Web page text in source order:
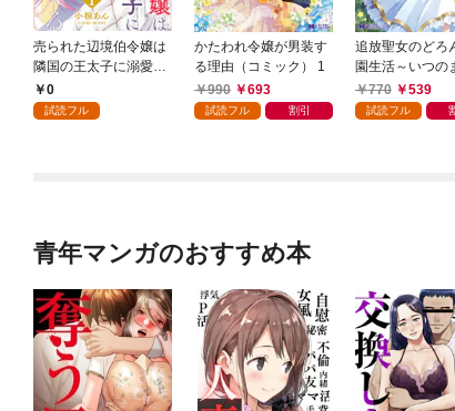
売られた辺境伯令嬢は
隣国の王太子に溺愛さ
れる 1
0
試読フル
かたわれ令嬢が男装す
る理由（コミック） 1
990
693
試読フル 割引
追放聖女のどろ
園生活～いつの
隣国を救ってし
した～（コミッ
770 539
試読フル
青年マンガのおすすめ本